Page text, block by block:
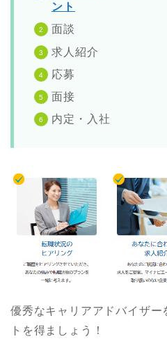
ント
面談
求人紹介
応募
面接
内定・入社
優秀なキャリアアドバイザー
トを得ましょう！